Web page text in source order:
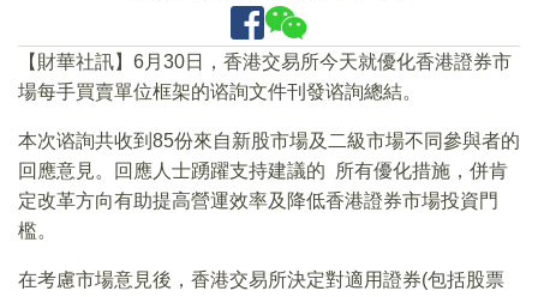
【財華社訊】6月30日，香港交易所今天就優化香港證券市
場每手買賣單位框架的谘詢文件刊發谘詢總結。
本次谘詢共收到85份來自新股市場及二級市場不同參與者的
回應意見。回應人士踴躍支持建議的 所有優化措施，併肯
定改革方向有助提高營運效率及降低香港證券市場投資門
檻。
在考慮市場意見後，香港交易所決定對適用證券(包括股票